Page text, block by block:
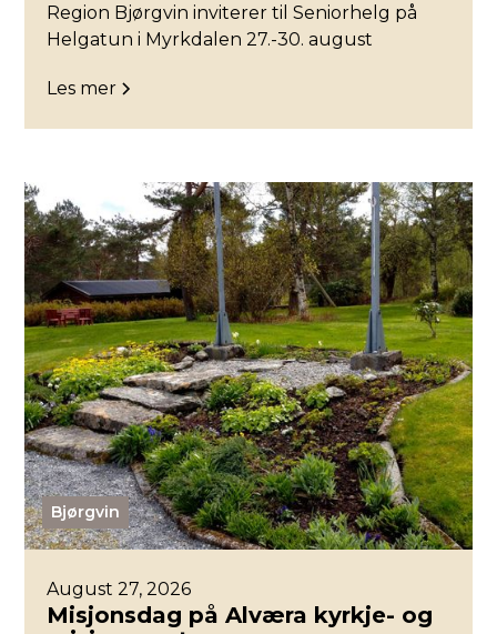
Region Bjørgvin inviterer til Seniorhelg på
Helgatun i Myrkdalen 27.-30. august
Les mer
Bjørgvin
August 27, 2026
Misjonsdag på Alværa kyrkje- og